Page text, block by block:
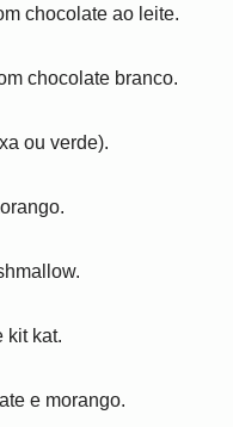
chocolate ao leite.
chocolate branco.
ou verde).
kit kat.
e morango.